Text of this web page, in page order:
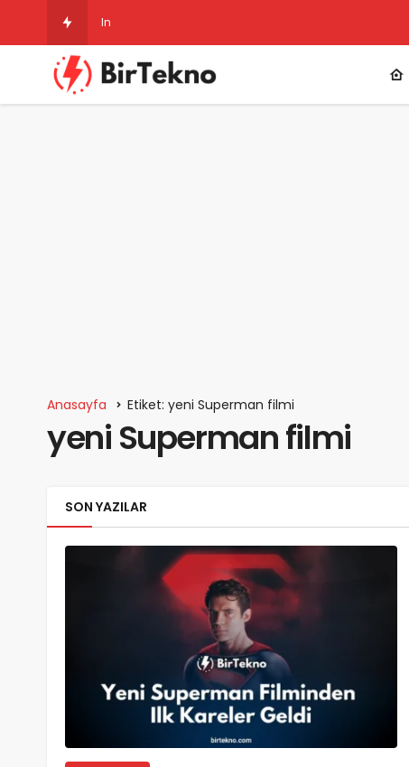
Instagram Gizli Hesap
Anasayfa Etiket: yeni Superman filmi
yeni Superman filmi
SON YAZILAR